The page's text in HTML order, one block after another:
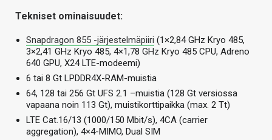
Tekniset ominaisuudet:
Snapdragon 855 -järjestelmäpiiri (1×2,84 GHz Kryo 485,
3×2,41 GHz Kryo 485, 4×1,78 GHz Kryo 485 CPU, Adreno
640 GPU, X24 LTE-modeemi)
6 tai 8 Gt LPDDR4X-RAM-muistia
64, 128 tai 256 Gt UFS 2.1 –muistia (128 Gt versiossa
vapaana noin 113 Gt), muistikorttipaikka (max. 2 Tt)
LTE Cat.16/13 (1000/150 Mbit/s), 4CA (carrier
aggregation), 4×4-MIMO, Dual SIM